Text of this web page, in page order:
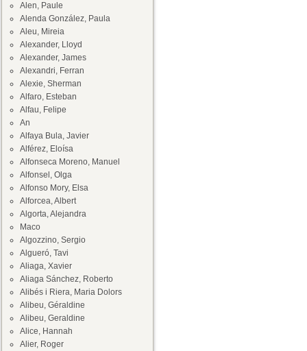
Alen, Paule
Alenda González, Paula
Aleu, Mireia
Alexander, Lloyd
Alexander, James
Alexandri, Ferran
Alexie, Sherman
Alfaro, Esteban
Alfau, Felipe
An
Alfaya Bula, Javier
Alférez, Eloísa
Alfonseca Moreno, Manuel
Alfonsel, Olga
Alfonso Mory, Elsa
Alforcea, Albert
Algorta, Alejandra
Maco
Algozzino, Sergio
Algueró, Tavi
Aliaga, Xavier
Aliaga Sánchez, Roberto
Alibés i Riera, Maria Dolors
Alibeu, Géraldine
Alibeu, Geraldine
Alice, Hannah
Alier, Roger